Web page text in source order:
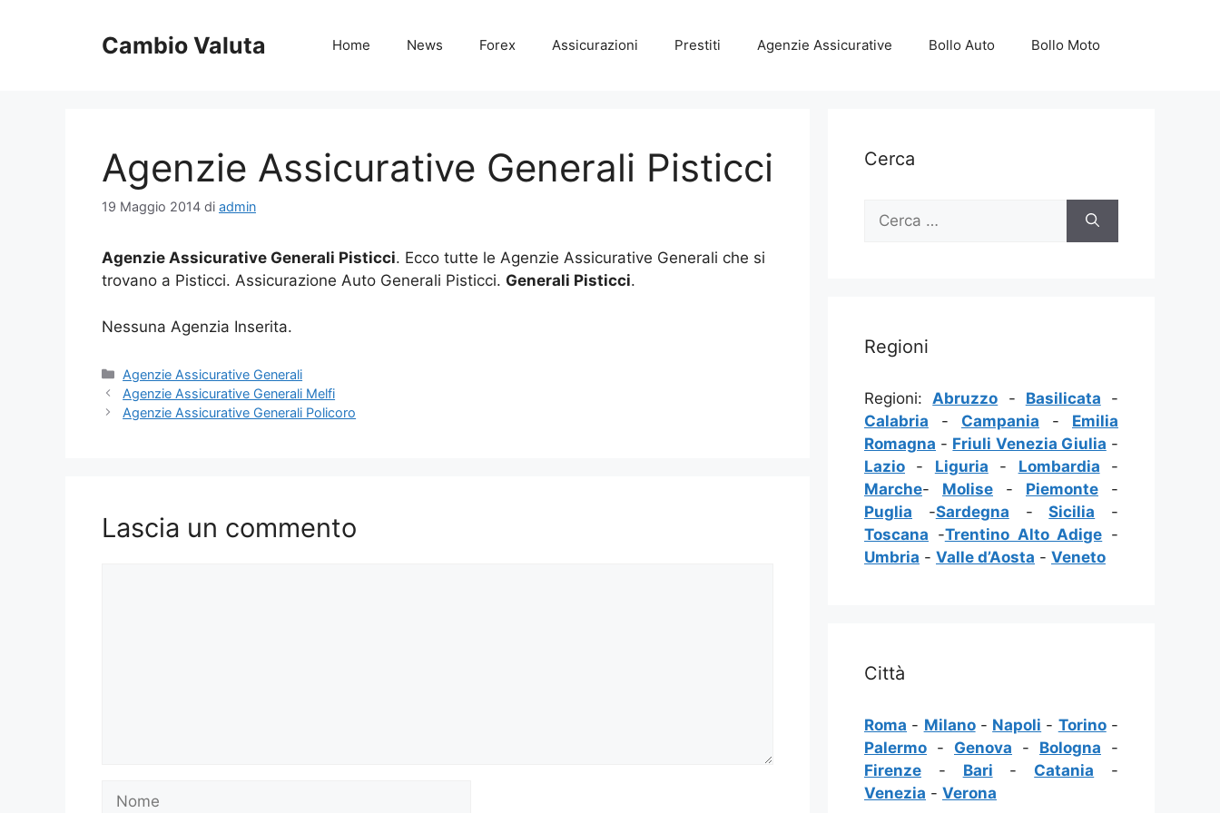
Cambio Valuta Home News Forex Assicurazioni Prestiti Agenzie Assicurative Bollo Auto Bollo Moto
Agenzie Assicurative Generali Pisticci
19 Maggio 2014 di admin
Agenzie Assicurative Generali Pisticci. Ecco tutte le Agenzie Assicurative Generali che si
trovano a Pisticci. Assicurazione Auto Generali Pisticci. Generali Pisticci.
Nessuna Agenzia Inserita.
Categorie
Agenzie Assicurative Generali
Agenzie Assicurative Generali Melfi
Agenzie Assicurative Generali Policoro
Lascia un commento
Cerca
Ricerca
Regioni
Regioni:Abruzzo - Basilicata -
Calabria - Campania - Emilia
Romagna - Friuli Venezia Giulia -
Lazio - Liguria - Lombardia -
Marche- Molise - Piemonte -
Puglia -Sardegna -Sicilia -
Toscana -Trentino Alto Adige -
Umbria - Valle d’Aosta - Veneto
Città
Roma - Milano- Napoli - Torino-
Palermo - Genova - Bologna -
Firenze - Bari - Catania -
Venezia - Verona